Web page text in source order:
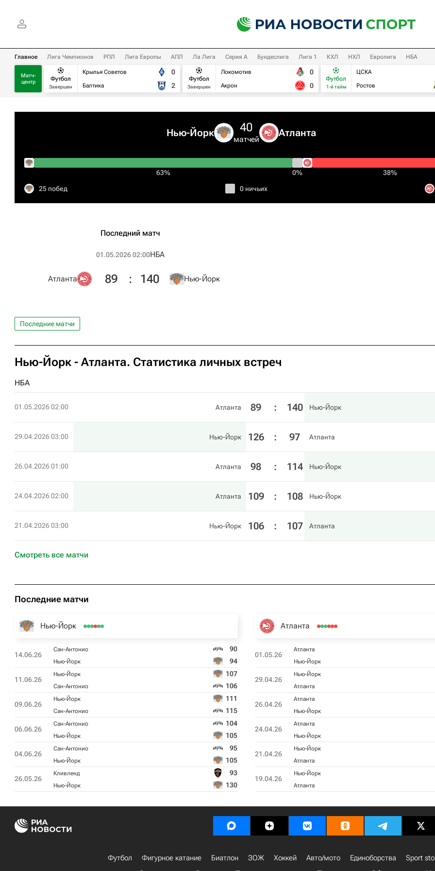
Главное Лига Чемпионов РПЛ Лига Европы АПЛ Ла Лига Серия А Бундеслига Лига 1 КХЛ НХЛ Евролига НБА
Матч-
центр
Футбол
Завершен
Крылья Советов
Балтика
0
2
Футбол
Завершен
Локомотив
Акрон
0
0
Футбол
1-й тайм
ЦСКА
Ростов
Нью-Йорк 40
матчей
Атланта
63% 0% 38%
25 побед 0 ничьих
Последний матч
01.05.2026 02:00НБА
Атланта 89 : 140 Нью-Йорк
Последние матчи
Нью-Йорк - Атланта. Статистика личных встреч
НБА
01.05.2026 02:00 Атланта 89 : 140 Нью-Йорк
29.04.2026 03:00 Нью-Йорк 126 : 97 Атланта
26.04.2026 01:00 Атланта 98 : 114 Нью-Йорк
24.04.2026 02:00 Атланта 109 : 108 Нью-Йорк
21.04.2026 03:00 Нью-Йорк 106 : 107 Атланта
Смотреть все матчи
Последние матчи
Нью-Йорк
14.06.26
Сан-Антонио 90
Нью-Йорк 94
11.06.26
Нью-Йорк 107
Сан-Антонио 106
09.06.26
Нью-Йорк 111
Сан-Антонио 115
06.06.26
Сан-Антонио 104
Нью-Йорк 105
04.06.26
Сан-Антонио 95
Нью-Йорк 105
26.05.26
Кливленд 93
Нью-Йорк 130
Атланта
01.05.26
Атланта
Нью-Йорк
29.04.26
Нью-Йорк
Атланта
26.04.26
Атланта
Нью-Йорк
24.04.26
Атланта
Нью-Йорк
21.04.26
Нью-Йорк
Атланта
19.04.26
Нью-Йорк
Атланта
Футбол Фигурное катание Биатлон ЗОЖ Хоккей Авто/мото Единоборства
Sport